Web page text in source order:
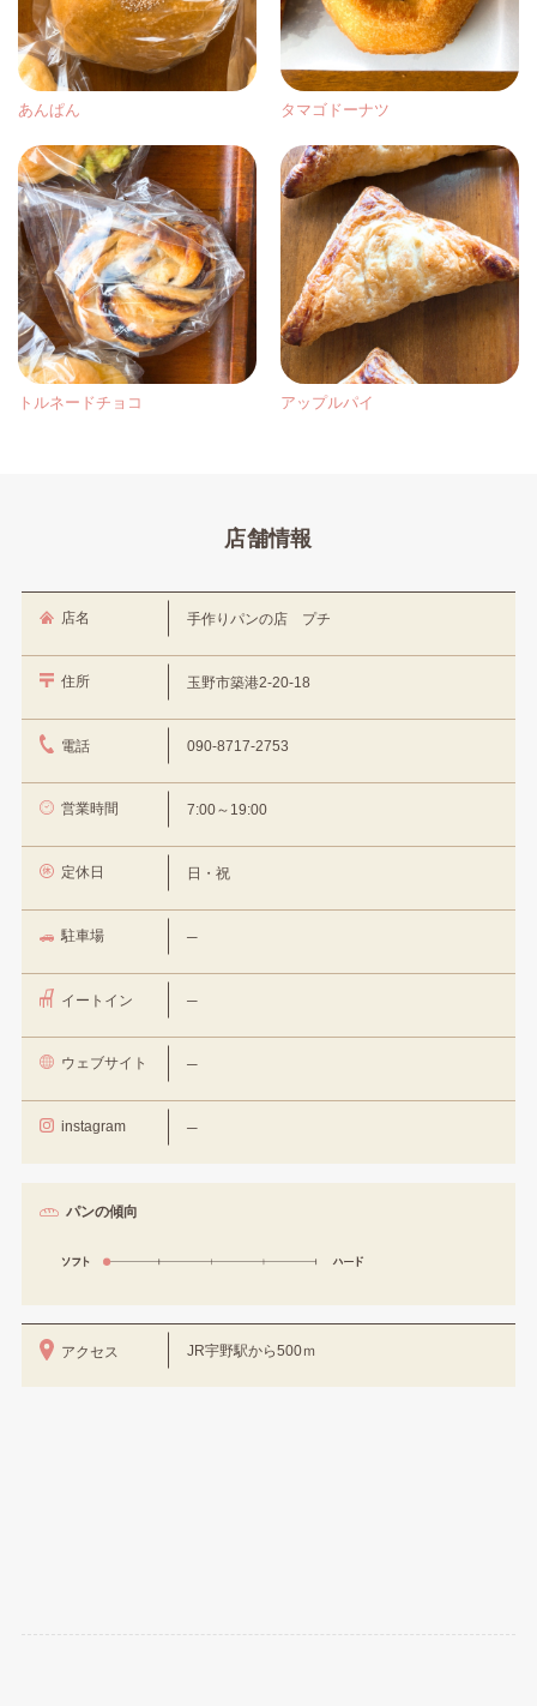
あんぱん タマゴドーナツ
トルネードチョコ アップルパイ
店舗情報
店名 手作りパンの店 プチ
住所 玉野市築港2-20-18
電話 090-8717-2753
営業時間 7:00～19:00
定休日 日・祝
駐車場 ─
イートイン ─
ウェブサイト ─
instagram ─
パンの傾向
アクセス JR宇野駅から500ｍ